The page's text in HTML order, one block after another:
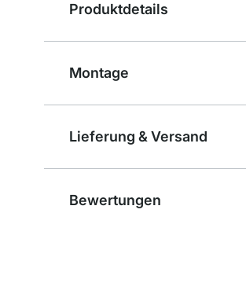
Produktdetails
Montage
Lieferung & Versand
Bewertungen